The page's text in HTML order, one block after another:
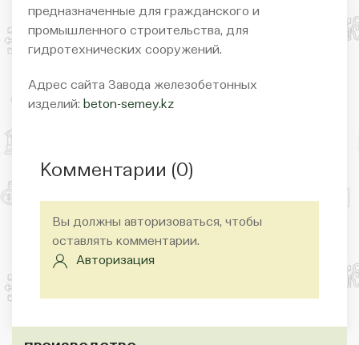
предназначенные для гражданского и
промышленного строительства, для
гидротехнических сооружений.
Адрес сайта Завода железобетонных
изделий: beton-semey.kz
Комментарии (0)
Вы должны авторизоваться, чтобы
оставлять комментарии.
Авторизация